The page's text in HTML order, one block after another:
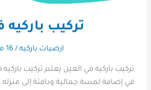
تركيب باركيه
ارضيات باركيه/16 مايو، 2026
تركيب باركيه في العين يعتبر تركيب
في إضافة لمسة جمالية ودافئة إلى